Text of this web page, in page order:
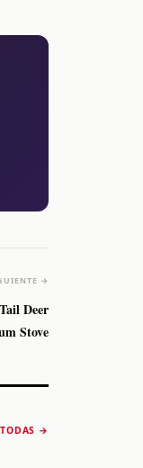
→
Deer
Stove
→